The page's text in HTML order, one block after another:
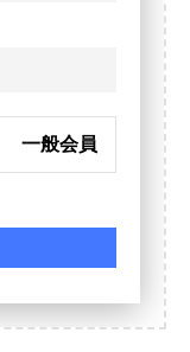
一般会員